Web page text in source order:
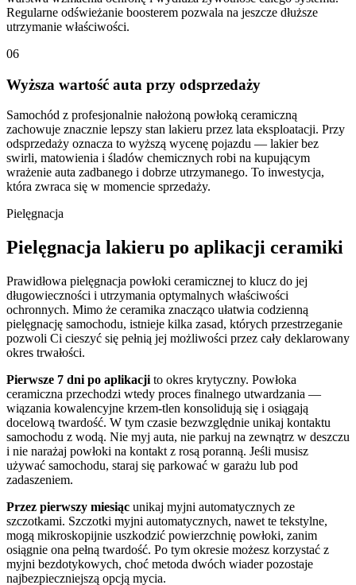
Regularne odświeżanie boosterem pozwala na jeszcze dłuższe
utrzymanie właściwości.
06
Wyższa wartość auta przy odsprzedaży
Samochód z profesjonalnie nałożoną powłoką ceramiczną
zachowuje znacznie lepszy stan lakieru przez lata eksploatacji. Przy
odsprzedaży oznacza to wyższą wycenę pojazdu — lakier bez
swirli, matowienia i śladów chemicznych robi na kupującym
wrażenie auta zadbanego i dobrze utrzymanego. To inwestycja,
która zwraca się w momencie sprzedaży.
Pielęgnacja
Pielęgnacja lakieru po aplikacji ceramiki
Prawidłowa pielęgnacja powłoki ceramicznej to klucz do jej
długowieczności i utrzymania optymalnych właściwości
ochronnych. Mimo że ceramika znacząco ułatwia codzienną
pielęgnację samochodu, istnieje kilka zasad, których przestrzeganie
pozwoli Ci cieszyć się pełnią jej możliwości przez cały deklarowany
okres trwałości.
Pierwsze 7 dni po aplikacji to okres krytyczny. Powłoka
ceramiczna przechodzi wtedy proces finalnego utwardzania —
wiązania kowalencyjne krzem-tlen konsolidują się i osiągają
docelową twardość. W tym czasie bezwzględnie unikaj kontaktu
samochodu z wodą. Nie myj auta, nie parkuj na zewnątrz w deszczu
i nie narażaj powłoki na kontakt z rosą poranną. Jeśli musisz
używać samochodu, staraj się parkować w garażu lub pod
zadaszeniem.
Przez pierwszy miesiąc unikaj myjni automatycznych ze
szczotkami. Szczotki myjni automatycznych, nawet te tekstylne,
mogą mikroskopijnie uszkodzić powierzchnię powłoki, zanim
osiągnie ona pełną twardość. Po tym okresie możesz korzystać z
myjni bezdotykowych, choć metoda dwóch wiader pozostaje
najbezpieczniejszą opcją mycia.